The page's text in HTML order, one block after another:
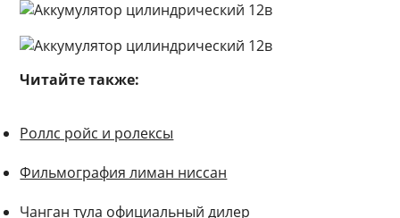
Читайте также:
Роллс ройс и ролексы
Фильмография лиман ниссан
Чанган тула официальный дилер